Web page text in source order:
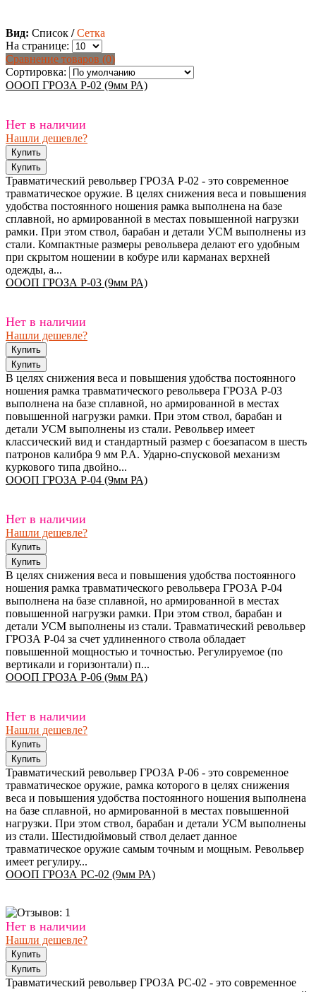
Вид: Список / Сетка
На странице:
Сравнение товаров (0)
Сортировка:
ОООП ГРОЗА Р-02 (9мм РА)
Нет в наличии
Нашли дешевле?
Травматический револьвер ГРОЗА Р-02 - это современное
травматическое оружие. В целях снижения веса и повышения
удобства постоянного ношения рамка выполнена на базе
сплавной, но армированной в местах повышенной нагрузки
рамки. При этом ствол, барабан и детали УСМ выполнены из
стали. Компактные размеры револьвера делают его удобным
при скрытом ношении в кобуре или карманах верхней
одежды, а...
ОООП ГРОЗА Р-03 (9мм РА)
Нет в наличии
Нашли дешевле?
В целях снижения веса и повышения удобства постоянного
ношения рамка травматического револьвера ГРОЗА Р-03
выполнена на базе сплавной, но армированной в местах
повышенной нагрузки рамки. При этом ствол, барабан и
детали УСМ выполнены из стали. Револьвер имеет
классический вид и стандартный размер с боезапасом в шесть
патронов калибра 9 мм P.A. Ударно-спусковой механизм
куркового типа двойно...
ОООП ГРОЗА Р-04 (9мм РА)
Нет в наличии
Нашли дешевле?
В целях снижения веса и повышения удобства постоянного
ношения рамка травматического револьвера ГРОЗА Р-04
выполнена на базе сплавной, но армированной в местах
повышенной нагрузки рамки. При этом ствол, барабан и
детали УСМ выполнены из стали. Травматический револьвер
ГРОЗА Р-04 за счет удлиненного ствола обладает
повышенной мощностью и точностью. Регулируемое (по
вертикали и горизонтали) п...
ОООП ГРОЗА Р-06 (9мм РА)
Нет в наличии
Нашли дешевле?
Травматический револьвер ГРОЗА Р-06 - это современное
травматическое оружие, рамка которого в целях снижения
веса и повышения удобства постоянного ношения выполнена
на базе сплавной, но армированной в местах повышенной
нагрузки. При этом ствол, барабан и детали УСМ выполнены
из стали. Шестидюймовый ствол делает данное
травматическое оружие самым точным и мощным. Револьвер
имеет регулиру...
ОООП ГРОЗА РС-02 (9мм РА)
Нет в наличии
Нашли дешевле?
Травматический револьвер ГРОЗА РС-02 - это современное